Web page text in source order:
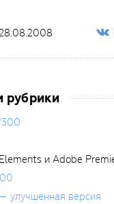
рубрики
и Adobe
улучшенная версия